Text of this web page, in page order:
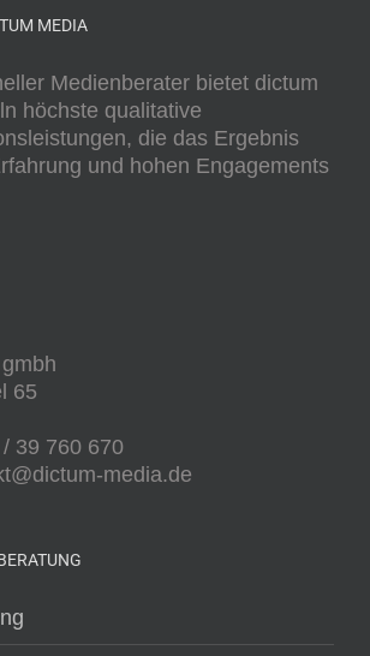
MEDIA
Medienberater bietet dictum
höchste qualitative
die das Ergebnis
und hohen Engagements
gmbh
65
39 760 670
media.de